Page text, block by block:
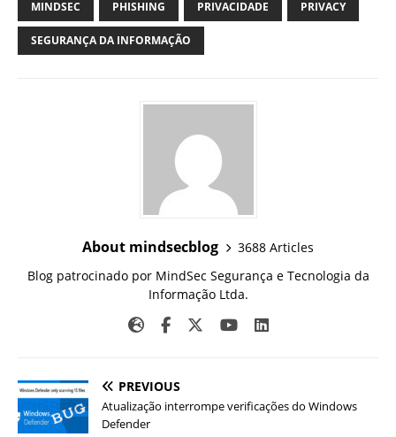
MINDSEC PHISHING PRIVACIDADE PRIVACY
SEGURANÇA DA INFORMAÇÃO
About mindsecblog
3688 Articles
Blog patrocinado por MindSec Segurança e Tecnologia da
Informação Ltda.
PREVIOUS
Atualização interrompe verificações do Windows
Defender